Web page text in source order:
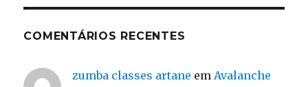
COMENTÁRIOS RECENTES
zumba classes artane em Avalanche